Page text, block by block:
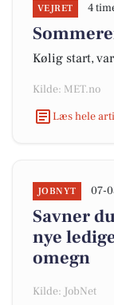
VEJRET 4
Kølig start,
Kilde: MET.no
Læs hele
JOBNYT 07-
Savner
nye
omegn
Kilde: JobNet